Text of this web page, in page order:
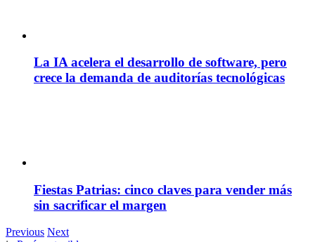
La IA acelera el desarrollo de software, pero
crece la demanda de auditorías tecnológicas
Fiestas Patrias: cinco claves para vender más
sin sacrificar el margen
Previous Next